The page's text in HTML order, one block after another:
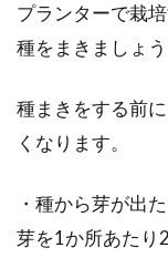
プランターで栽
種をまきましょう
種まきをする前
くなります。
・種から芽が出
芽を1か所あたり